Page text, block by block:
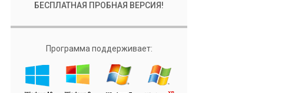
БЕСПЛАТНАЯ ПРОБНАЯ ВЕРСИЯ!
Программа поддерживает: